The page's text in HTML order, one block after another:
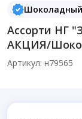
Ассорти НГ
АКЦИЯ/
Артикул: н79565